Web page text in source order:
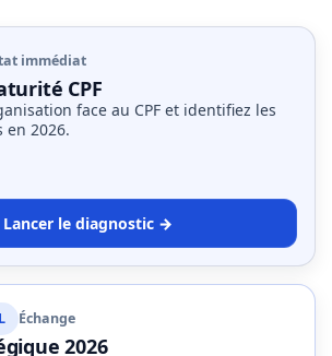
immédiat
CPF
face au CPF et identifiez les
en 2026.
Lancer le diagnostic →
Échange
2026